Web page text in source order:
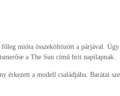
mióta összeköltözött a párjával. Úgy
a The Sun című brit napilapnak.
érkezett a modell családjába. Barátai